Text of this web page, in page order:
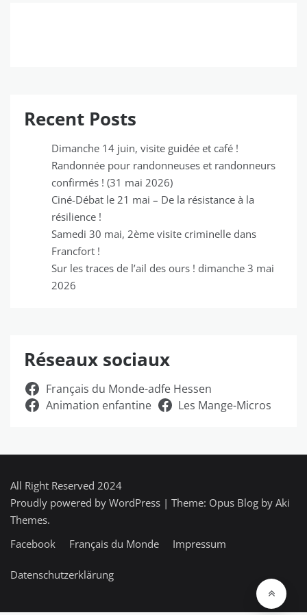
Recent Posts
Dimanche 14 juin, visite guidée et café !
Randonnée pour randonneuses et randonneurs
confirmés ! (31 mai 2026)
Ciné-Débat le 21 mai – De la résistance à la
résilience !
Samedi 30 mai, 2ème visite criminelle dans
Francfort !
Sur les traces de l’ail des ours ! dimanche 3 mai
2026
Réseaux sociaux
Français du Monde-adfe Hessen
Animation enfantine
Les Mange-Micros
All Right Reserved 2024
Proudly powered by WordPress | Theme: Opus Blog by Aki
Themes.
Facebook
Français du Monde Impressum
Datenschutzerklärung